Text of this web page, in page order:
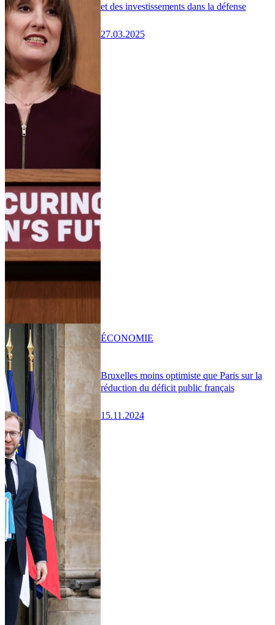
et des investissements dans la défense
27.03.2025
Bruxelles moins optimiste que Paris sur la
réduction du déficit public français
15.11.2024
ÉCONOMIE